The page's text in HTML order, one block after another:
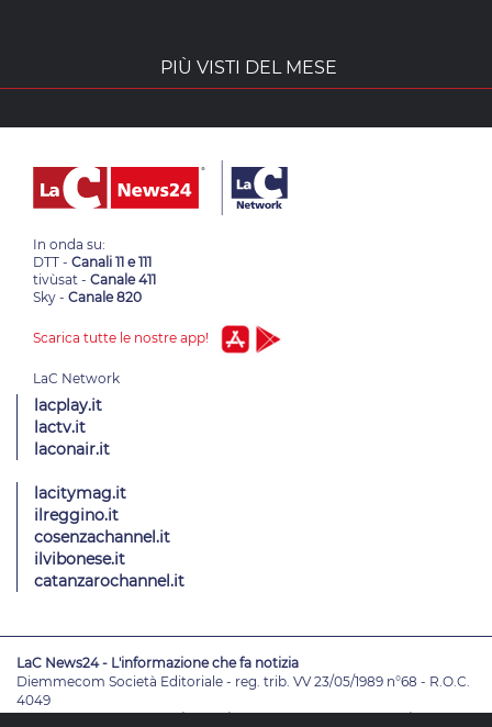
PIÙ VISTI DEL MESE
In onda su:
DTT - Canali 11 e 111
tivùsat - Canale 411
Sky - Canale 820
Scarica tutte le nostre app!
lacplay.it
lactv.it
laconair.it
lacitymag.it
ilreggino.it
cosenzachannel.it
ilvibonese.it
catanzarochannel.it
LaC News24 - L'informazione che fa notizia
Diemmecom Società Editoriale - reg. trib. VV 23/05/1989 n°68 - R.O.C.
4049
Direttore ResponsabileAlessandro Russo- VicedirettoriEnrico De